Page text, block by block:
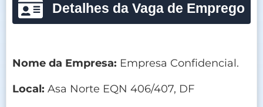
Detalhes da Vaga de Emprego
Nome da Empresa: Empresa Confidencial.
Local: Asa Norte EQN 406/407, DF